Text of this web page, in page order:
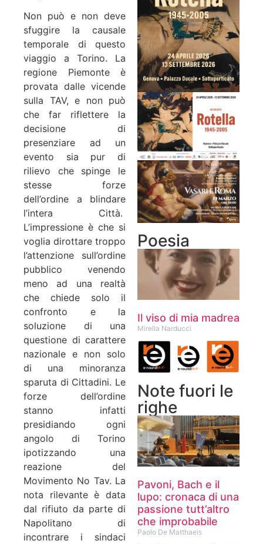
Non può e non deve
sfuggire la causale
temporale di questo
viaggio a Torino. La
regione Piemonte è
provata dalle vicende
sulla TAV, e non può
che far riflettere la
decisione di
presenziare ad un
evento sia pur di
rilievo che spinge le
stesse forze
dell’ordine a blindare
l’intera Città.
L’impressione è che si
voglia dirottare troppo
l’attenzione sull’ordine
pubblico venendo
meno ad una realtà
che chiede solo il
confronto e la
soluzione di una
questione di carattere
nazionale e non solo
di una minoranza
sparuta di Cittadini. Le
forze dell’ordine
stanno infatti
presidiando ogni
angolo di Torino
ipotizzando una
reazione del
Movimento No Tav. La
nota rilevante è data
dal rifiuto da parte di
Napolitano di
incontrare i sindaci
Poesia
Il viso di mia madrea
Mirella Narducci
Note fuori le
righe
Pavoni, Bach e il
lupo: cronaca di una
passione tutt’altro
che improbabile
Paolo De Matthaeis